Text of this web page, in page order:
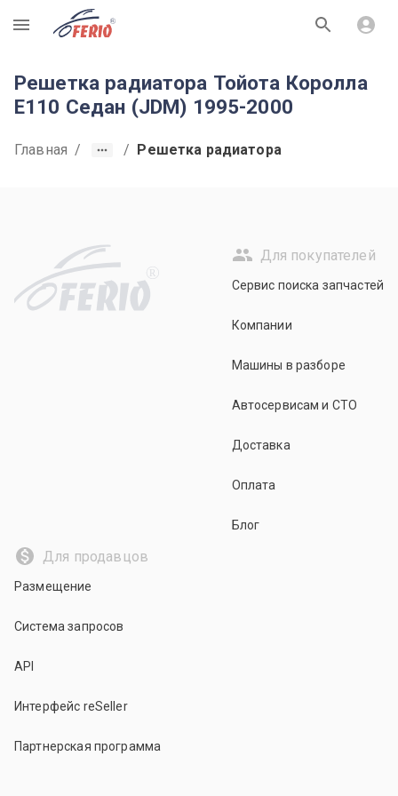
R
Решетка радиатора Тойота Королла
E110 Седан (JDM) 1995-2000
Главная / / Решетка радиатора
R
Для покупателей
Сервис поиска запчастей
Компании
Машины в разборе
Автосервисам и СТО
Доставка
Оплата
Блог
Для продавцов
Размещение
Система запросов
API
Интерфейс reSeller
Партнерская программа